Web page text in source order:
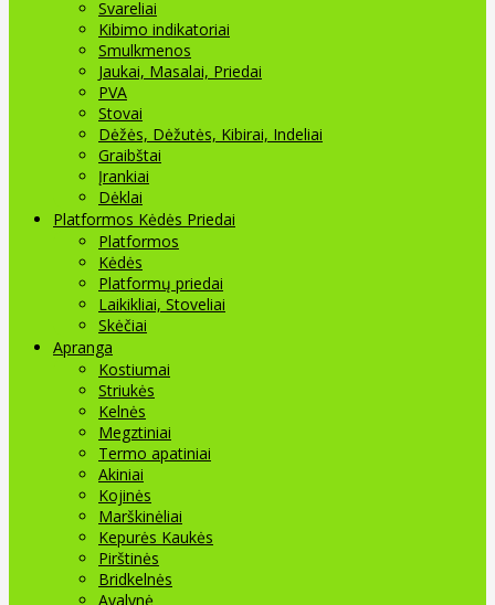
Svareliai
Kibimo indikatoriai
Smulkmenos
Jaukai, Masalai, Priedai
PVA
Stovai
Dėžės, Dėžutės, Kibirai, Indeliai
Graibštai
Įrankiai
Dėklai
Platformos Kėdės Priedai
Platformos
Kėdės
Platformų priedai
Laikikliai, Stoveliai
Skėčiai
Apranga
Kostiumai
Striukės
Kelnės
Megztiniai
Termo apatiniai
Akiniai
Kojinės
Marškinėliai
Kepurės Kaukės
Pirštinės
Bridkelnės
Avalynė